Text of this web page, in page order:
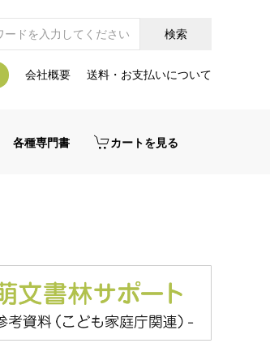
会社概要 送料・お支払いについて
各種専門書 カートを見る